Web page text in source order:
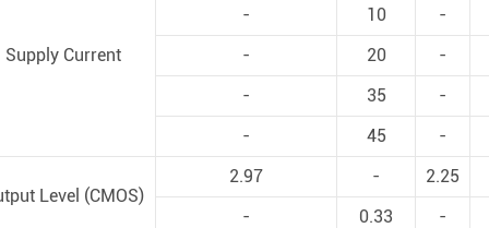
Supply Current
-
10
-
-
20
-
-
35
-
-
45 -
Level (CMOS)
2.97 -
2.25
-
0.33 -